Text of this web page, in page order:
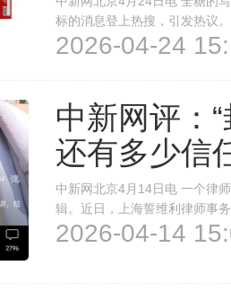
标的消息登上热搜，引发热议
册多枚“东鹏0糖”“东鹏0糖特饮
2026-04-24
中新网评：
还有多少信
中新网北京4月14日电 一个律
辑。近日，上海誓维利律师事
对簿公堂。该律所律师李维世
2026-04-14